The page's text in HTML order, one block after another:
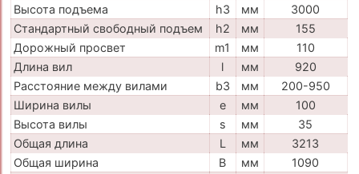
Высота подъема
h3 мм
3000
Стандартный свободный подъем
h2 мм
155
Дорожный просвет
m1 мм
110
Длина вил
l мм
920
Расстояние между вилами
b3 мм
200-950
Ширина вилы
e мм
100
Высота вилы
s мм
35
Общая длина
L мм
3213
Общая ширина
B мм
1090